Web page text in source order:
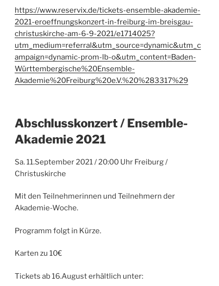
https://www.reservix.de/tickets-ensemble-akademie-
2021-eroeffnungskonzert-in-freiburg-im-breisgau-
christuskirche-am-6-9-2021/e1714025?
utm_medium=referral&utm_source=dynamic&utm_c
ampaign=dynamic-prom-lb-o&utm_content=Baden-
Württembergische%20Ensemble-
Akademie%20Freiburg%20e.V.%20%283317%29
Abschlusskonzert / Ensemble-
Akademie 2021
Sa. 11.September 2021 / 20:00 Uhr Freiburg /
Christuskirche
Mit den Teilnehmerinnen und Teilnehmern der
Akademie-Woche.
Programm folgt in Kürze.
Karten zu 10€
Tickets ab 16.August erhältlich unter: